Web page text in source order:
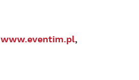
www.eventim.pl,